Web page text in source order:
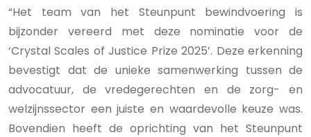
“Het team van het Steunpunt bewindvoering is
bijzonder vereerd met deze nominatie voor de
‘Crystal Scales of Justice Prize 2025’. Deze erkenning
bevestigt dat de unieke samenwerking tussen de
advocatuur, de vredegerechten en de zorg- en
welzijnssector een juiste en waardevolle keuze was.
Bovendien heeft de oprichting van het Steunpunt